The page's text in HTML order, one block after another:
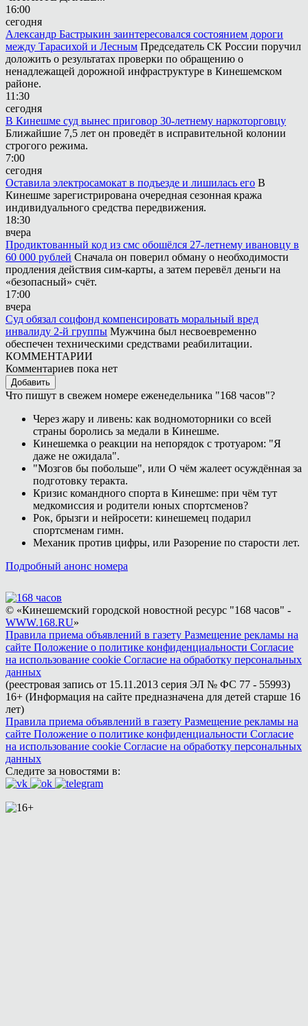
16:00
сегодня
Александр Бастрыкин заинтересовался состоянием дороги
между Тарасихой и Лесным Председатель СК России поручил
доложить о результатах проверки по обращению о
ненадлежащей дорожной инфраструктуре в Кинешемском
районе.
11:30
сегодня
В Кинешме суд вынес приговор 30-летнему наркоторговцу
Ближайшие 7,5 лет он проведёт в исправительной колонии
строгого режима.
7:00
сегодня
Оставила электросамокат в подъезде и лишилась его В
Кинешме зарегистрирована очередная сезонная кража
индивидуального средства передвижения.
18:30
вчера
Продиктованный код из смс обошёлся 27-летнему ивановцу в
60 000 рублей Сначала он поверил обману о необходимости
продления действия сим-карты, а затем перевёл деньги на
«безопасный» счёт.
17:00
вчера
Суд обязал соцфонд компенсировать моральный вред
инвалиду 2-й группы Мужчина был несвоевременно
обеспечен техническими средствами реабилитации.
КОММЕНТАРИИ
Комментариев пока нет
Добавить
Что пишут в свежем номере еженедельника "168 часов"?
Через жару и ливень: как водномоторники со всей
страны боролись за медали в Кинешме.
Кинешемка о реакции на непорядок с тротуаром: "Я
даже не ожидала".
"Мозгов бы побольше", или О чём жалеет осуждённая за
подготовку теракта.
Кризис командного спорта в Кинешме: при чём тут
медкомиссия и родители юных спортсменов?
Рок, брызги и нейросети: кинешемец подарил
спортсменам гимн.
Механик против цифры, или Разорение по старости лет.
Подробный анонс номера
© «Кинешемский городской новостной ресурс "168 часов" -
WWW.168.RU»
Правила приема объявлений в газету Размещение рекламы на
сайте Положение о политике конфиденциальности Согласие
на использование cookie Согласие на обработку персональных
данных
(реестровая запись от 15.11.2013 серия ЭЛ № ФС 77 - 55993)
16+ (Информация на сайте предназначена для детей старше 16
лет)
Правила приема объявлений в газету Размещение рекламы на
сайте Положение о политике конфиденциальности Согласие
на использование cookie Согласие на обработку персональных
данных
Следите за новостями в: